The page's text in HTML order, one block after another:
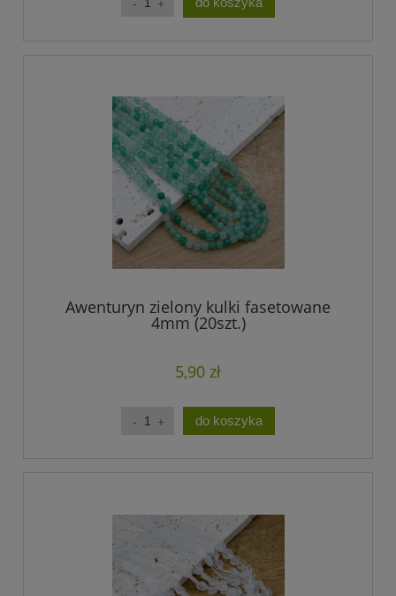
Awenturyn zielony kulki fasetowane
4mm (20szt.)
5,90 zł
do koszyka